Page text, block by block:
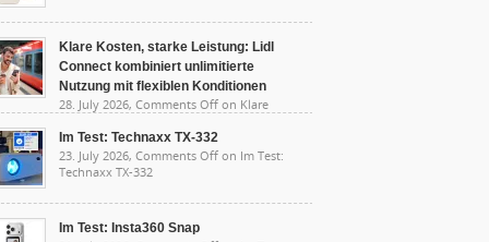
Klare Kosten, starke Leistung: Lidl
Connect kombiniert unlimitierte
Nutzung mit flexiblen Konditionen
28. July 2026, Comments Off on Klare
Nutzung mit flexiblen Konditionen
Im Test: Technaxx TX-332
23. July 2026, Comments Off on Im Test:
Technaxx TX-332
Im Test: Insta360 Snap